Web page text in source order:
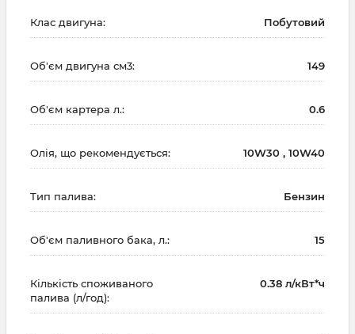
Клас двигуна: Побутовий
Об'єм двигуна см3: 149
Об'єм картера л.: 0.6
Олія, що рекомендується: 10W30 , 10W40
Тип палива: Бензин
Об'єм паливного бака, л.: 15
Кількість споживаного
палива (л/год):
0.38 л/кВт*ч